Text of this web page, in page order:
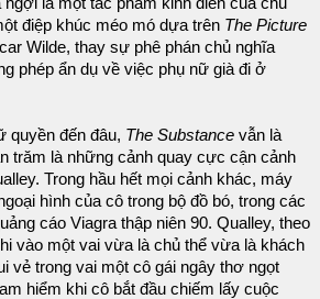
điệp khúc méo mó dựa trên The Picture
Wilde, thay sự phê phán chủ nghĩa
phép ẩn dụ về việc phụ nữ già đi ở
quyền đến đâu, The Substance vẫn là
trăm là những cảnh quay cực cận cảnh
Trong hầu hết mọi cảnh khác, máy
hình của cô trong bộ đồ bó, trong các
cáo Viagra thập niên 90. Qualley, theo
vào một vai vừa là chủ thể vừa là khách
vẻ trong vai một cô gái ngây thơ ngọt
hiểm khi cô bắt đầu chiếm lấy cuộc